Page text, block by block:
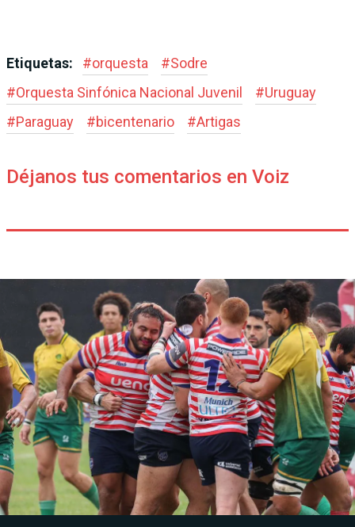
Etiquetas: #orquesta #Sodre
#Orquesta Sinfónica Nacional Juvenil #Uruguay
#Paraguay #bicentenario #Artigas
Déjanos tus comentarios en Voiz